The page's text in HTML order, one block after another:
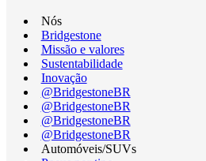
Nós
Bridgestone
Missão e valores
Sustentabilidade
Inovação
@BridgestoneBR
@BridgestoneBR
@BridgestoneBR
@BridgestoneBR
Automóveis/SUVs